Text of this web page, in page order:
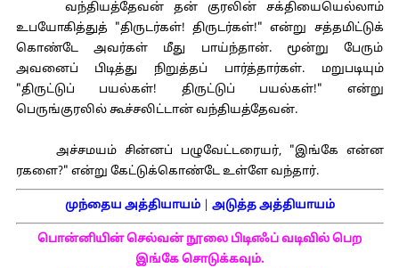
வந்தியத்தேவன் தன் குரலின் சக்தியையெல்லாம்
உபயோகித்துத் "திருடர்கள்! திருடர்கள்!" என்று சத்தமிட்டுக்
கொண்டே அவர்கள் மீது பாய்ந்தான். மூன்று பேரும்
அவனைப் பிடித்து நிறுத்தப் பார்த்தார்கள். மறுபடியும்
"திருட்டுப் பயல்கள்! திருட்டுப் பயல்கள்!" என்று
பெருங்குரலில் கூச்சலிட்டான் வந்தியத்தேவன்.
அச்சமயம் சின்னப் பழுவேட்டரையர், "இங்கே என்ன
ரகளை?" என்று கேட்டுக்கொண்டே உள்ளே வந்தார்.
முந்தைய அத்தியாயம்| அடுத்த அத்தியாயம்
பொன்னியின் செல்வன் நூலை பிடிஎஃப் வடிவில் பெற
இங்கே சொடுக்கவும்.